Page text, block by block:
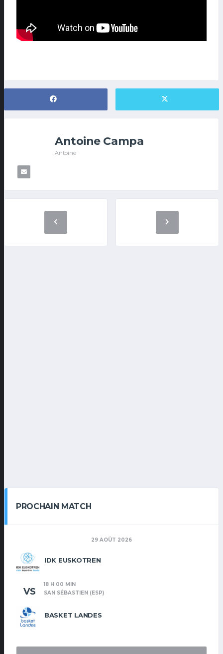
Antoine Campa
Antoine
PROCHAIN MATCH
29 AOÛT 2026
IDK EUSKOTREN
BASKET LANDES
VS
18 H 00 MIN
SAN SÉBASTIEN (ESP)